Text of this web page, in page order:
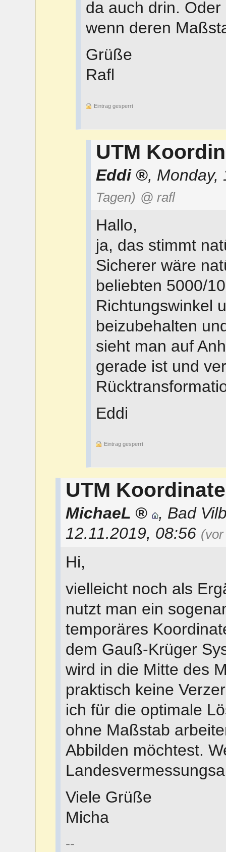
da auch drin.
wenn deren
Grüße
Rafl
Eintrag gesperrt
UTM
Eddi , Monday,
Tagen) @ rafl
Hallo,
ja, das stimmt
Sicherer wäre
beliebten 5000/
Richtungswinkel
beizubehalten
sieht man auf
gerade ist und
Eddi
Eintrag gesperrt
UTM
MichaeL , Bad
12.11.2019, 08:56
Hi,
vielleicht noch als
nutzt man ein
temporäres
dem Gauß-Krüger
wird in die Mitte des
praktisch keine
ich für die optimale
ohne Maßstab
Abbilden möchtest.
Viele Grüße
Micha
--